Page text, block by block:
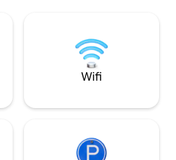
barbecue au
en face du
descente
pêche,
sans fin.
Que vous
détente, notre
pour créer des
Nous serions
Wifi